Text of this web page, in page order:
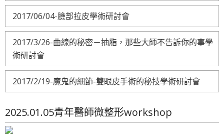
2017/06/04-臉部拉皮學術研討會
2017/3/26-曲線的秘密－抽脂，那些大師不告訴你的事學
術研討會
2017/2/19-魔鬼的細節-雙眼皮手術的秘技學術研討會
2025.01.05青年醫師微整形workshop